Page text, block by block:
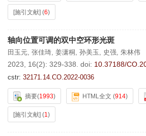
[施引文献] (6)
轴向位置可调的双中空环形光斑
田玉元, 张佳琦, 姜潇桐 , 孙美玉, 史强, 朱林伟
2023, 16(2): 329-338. doi: 10.37188/
cstr: 32171.14.CO.2022-0036
摘要(1993) HTML全文 (914)
[施引文献] (1)